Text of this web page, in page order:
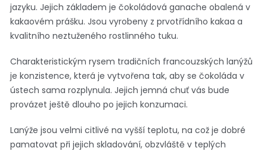
jazyku. Jejich základem je čokoládová ganache obalená v
kakaovém prášku. Jsou vyrobeny z prvotřídního kakaa a
kvalitního neztuženého rostlinného tuku.
Charakteristickým rysem tradičních francouzských lanýžů
je konzistence, která je vytvořena tak, aby se čokoláda v
ústech sama rozplynula. Jejich jemná chuť vás bude
provázet ještě dlouho po jejich konzumaci.
Lanýže jsou velmi citlivé na vyšší teplotu, na což je dobré
pamatovat při jejich skladování, obzvláště v teplých